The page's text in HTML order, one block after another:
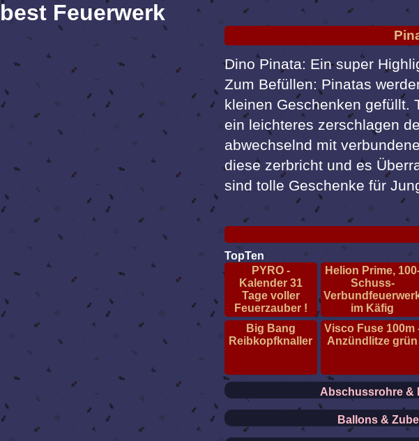
best Feuerwerk
Dino Pinata: Ein super
Zum Befüllen: Pinatas
kleinen Geschenken gefüllt.
ein leichteres zerschlagen
abwechselnd mit
diese zerbricht und es
sind tolle Geschenke für
TopTen
PYRO -
Kalender 31
Tage voller
Feuerzauber !
Helion Prime,
Schuss-
im Käfig
Big Bang
Reibkopfknaller
Visco Fuse 100m
Anzündlitze grün
Abschussrohre &
Ballons &